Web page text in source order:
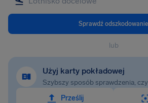
Sprawdź odszkodowanie
lub
Użyj karty pokładowej
Szybszy sposób sprawdzenia,
Prześlij